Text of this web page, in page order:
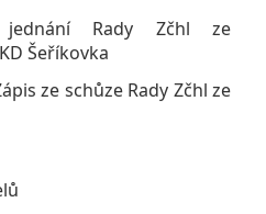
Rady Zčhl ze
Šeříkovka
ze schůze Rady Zčhl ze